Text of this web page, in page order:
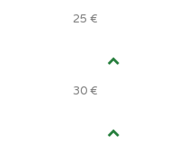
25 €
30 €